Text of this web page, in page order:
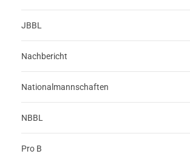
JBBL
Nachbericht
Nationalmannschaften
NBBL
Pro B